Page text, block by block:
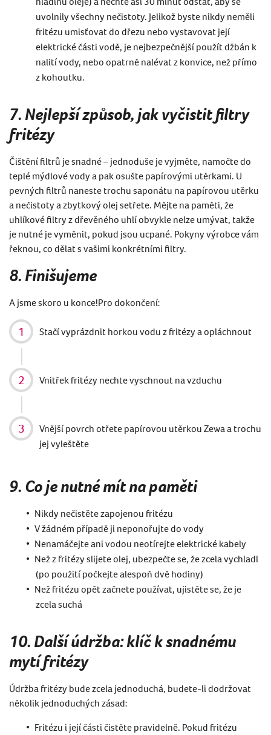
uvolnily všechny nečistoty. Jelikož byste nikdy neměli
fritézu umisťovat do dřezu nebo vystavovat její
elektrické části vodě, je nejbezpečnější použít džbán k
nalití vody, nebo opatrně nalévat z konvice, než přímo
z kohoutku.
7.Nejlepší způsob, jak vyčistit filtry
fritézy
Čištění filtrů je snadné – jednoduše je vyjměte, namočte do
teplé mýdlové vody a pak osušte papírovými utěrkami. U
pevných filtrů naneste trochu saponátu na papírovou utěrku
a nečistoty a zbytkový olej setřete. Mějte na paměti, že
uhlíkové filtry z dřevěného uhlí obvykle nelze umývat, takže
je nutné je vyměnit, pokud jsou ucpané. Pokyny výrobce vám
řeknou, co dělat s vašimi konkrétními filtry.
8. Finišujeme
A jsme skoro u konce!Pro dokončení:
Stačí vyprázdnit horkou vodu z fritézy a opláchnout
Vnitřek fritézy nechte vyschnout na vzduchu
Vnější povrch otřete papírovou utěrkou Zewa a trochu
jej vyleštěte
9. Co je nutné mít na paměti
Nikdy nečistěte zapojenou fritézu
V žádném případě ji neponořujte do vody
Nenamáčejte ani vodou neotírejte elektrické kabely
Než z fritézy slijete olej, ubezpečte se, že zcela vychladl
(po použití počkejte alespoň dvě hodiny)
Než fritézu opět začnete používat, ujistěte se, že je
zcela suchá
10. Další údržba:klíč k snadnému
mytí fritézy
Údržba fritézy bude zcela jednoduchá, budete-li dodržovat
několik jednoduchých zásad:
Fritézu i její části čistěte pravidelně. Pokud fritézu